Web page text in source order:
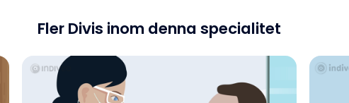
Fler Divis inom denna specialitet